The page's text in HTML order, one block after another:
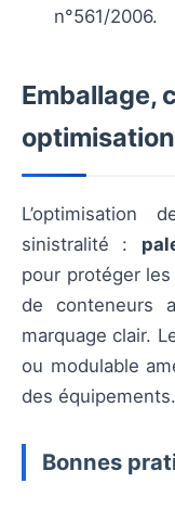
n°561/2006.
Emballage,
optimisation
L’optimisation
sinistralité :
pour protéger
de conteneurs
marquage clair.
ou modulable
des équipements.
Bonnes